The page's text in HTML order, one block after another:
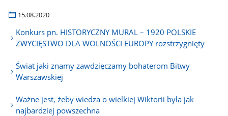
15.08.2020
Konkurs pn. HISTORYCZNY MURAL – 1920 POLSKIE
ZWYCIĘSTWO DLA WOLNOŚCI EUROPY rozstrzygnięty
Świat jaki znamy zawdzięczamy bohaterom Bitwy
Warszawskiej
Ważne jest, żeby wiedza o wielkiej Wiktorii była jak
najbardziej powszechna